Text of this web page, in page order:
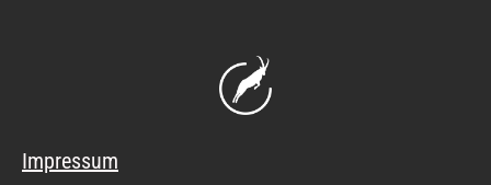
Impressum